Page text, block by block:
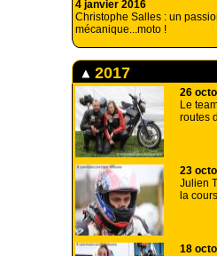
4 janvier 2016
Christophe Salles : un
mécanique...moto !
2017
26
Le
routes
23
Julien
la
18